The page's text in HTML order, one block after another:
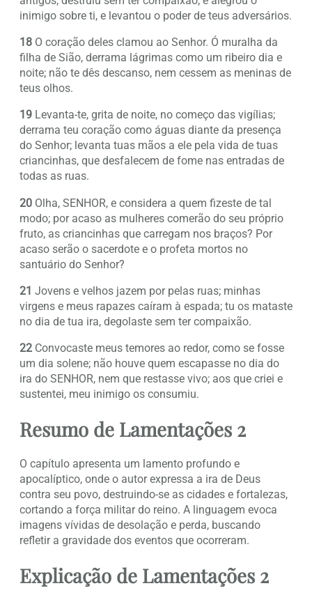
inimigo sobre ti, e levantou o poder de teus adversários.
18 O coração deles clamou ao Senhor. Ó muralha da
filha de Sião, derrama lágrimas como um ribeiro dia e
noite; não te dês descanso, nem cessem as meninas de
teus olhos.
19 Levanta-te, grita de noite, no começo das vigílias;
derrama teu coração como águas diante da presença
do Senhor; levanta tuas mãos a ele pela vida de tuas
criancinhas, que desfalecem de fome nas entradas de
todas as ruas.
20 Olha, SENHOR, e considera a quem fizeste de tal
modo; por acaso as mulheres comerão do seu próprio
fruto, as criancinhas que carregam nos braços? Por
acaso serão o sacerdote e o profeta mortos no
santuário do Senhor?
21 Jovens e velhos jazem por pelas ruas; minhas
virgens e meus rapazes caíram à espada; tu os mataste
no dia de tua ira, degolaste sem ter compaixão.
22 Convocaste meus temores ao redor, como se fosse
um dia solene; não houve quem escapasse no dia do
ira do SENHOR, nem que restasse vivo; aos que criei e
sustentei, meu inimigo os consumiu.
Resumo de Lamentações 2
O capítulo apresenta um lamento profundo e
apocalíptico, onde o autor expressa a ira de Deus
contra seu povo, destruindo-se as cidades e fortalezas,
cortando a força militar do reino. A linguagem evoca
imagens vívidas de desolação e perda, buscando
refletir a gravidade dos eventos que ocorreram.
Explicação de Lamentações 2